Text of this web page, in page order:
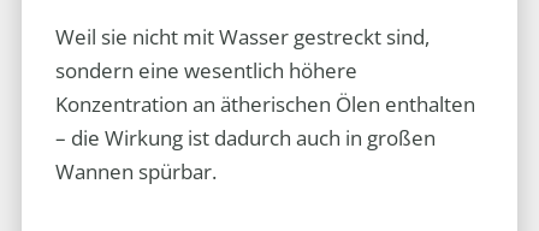
Weil sie nicht mit Wasser gestreckt sind,
sondern eine wesentlich höhere
Konzentration an ätherischen Ölen enthalten
– die Wirkung ist dadurch auch in großen
Wannen spürbar.